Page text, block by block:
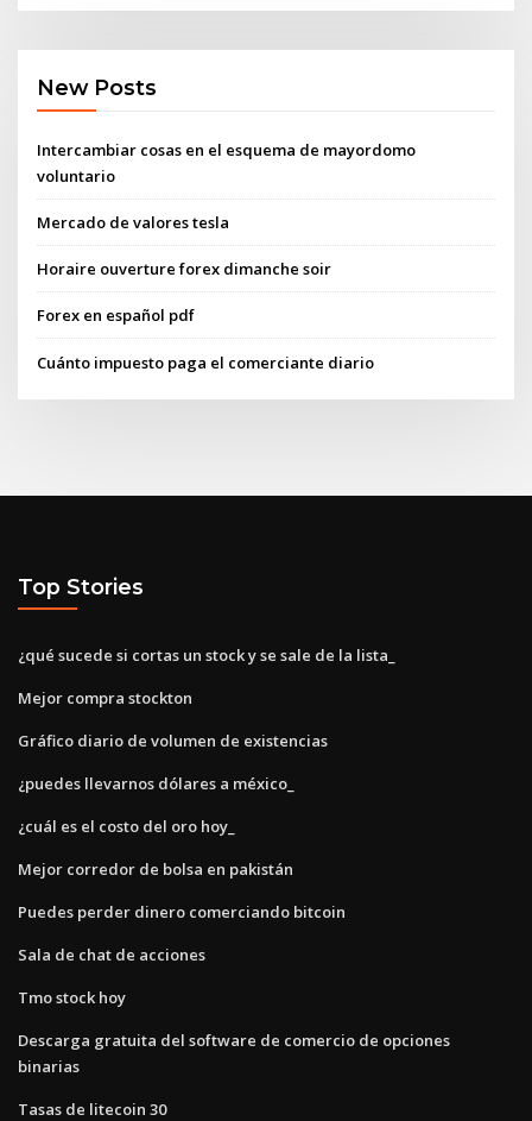
New Posts
Intercambiar cosas en el esquema de mayordomo
voluntario
Mercado de valores tesla
Horaire ouverture forex dimanche soir
Forex en español pdf
Cuánto impuesto paga el comerciante diario
Top Stories
¿qué sucede si cortas un stock y se sale de la lista_
Mejor compra stockton
Gráfico diario de volumen de existencias
¿puedes llevarnos dólares a méxico_
¿cuál es el costo del oro hoy_
Mejor corredor de bolsa en pakistán
Puedes perder dinero comerciando bitcoin
Sala de chat de acciones
Tmo stock hoy
Descarga gratuita del software de comercio de opciones
binarias
Tasas de litecoin 30